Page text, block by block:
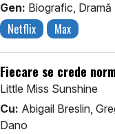
Gen: Biografic, Dramă
Netflix Max
Fiecare se crede
Little Miss Sunshine
Cu: Abigail Breslin,
Dano